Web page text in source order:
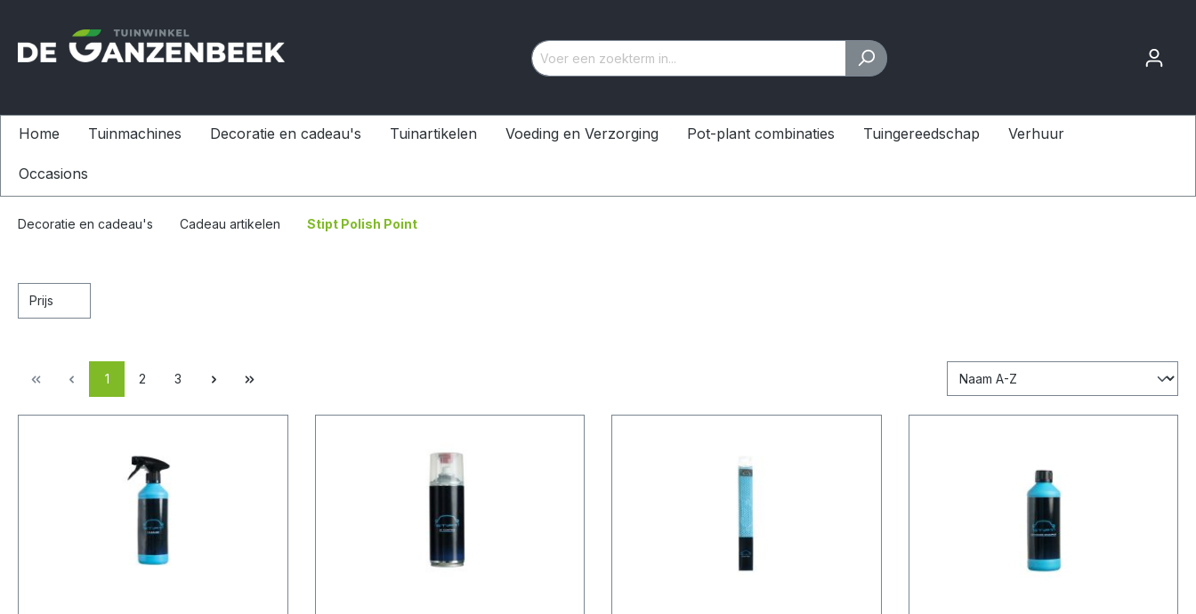
Home Tuinmachines Decoratie en cadeau's Tuinartikelen Voeding en Verzorging Pot-plant combinaties Tuingereedschap Verhuur
Occasions
Decoratie en cadeau's Cadeau artikelen Stipt Polish Point
Prijs
1 2 3